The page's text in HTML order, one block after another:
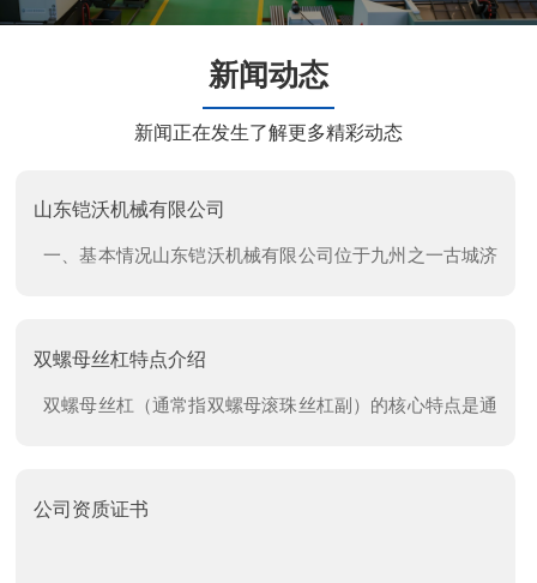
厂区
新闻动态
新闻正在发生了解更多精彩动态
山东铠沃机械有限公司
一、基本情况山东铠沃机械有限公司位于九州之一古城济
道，地理位置优越，京沪、兖石铁路、京
​双螺母丝杠特点介绍
双螺母丝杠（通常指双螺母滚珠丝杠副）的核心特点是通
或齿差方式）可去掉丝杠与螺母间的传动间隙，
公司资质证书